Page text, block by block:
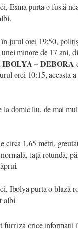
Esma purta o fustă
jurul orei 19:50,
minore de 17 ani,
IBOLYA – DEBORA
orei 10:15, aceasta a
la domiciliu, de mai
circa 1,65 metri,
faţă rotundă,
Ibolya purta o bluză
albi.
furniza orice informaţii